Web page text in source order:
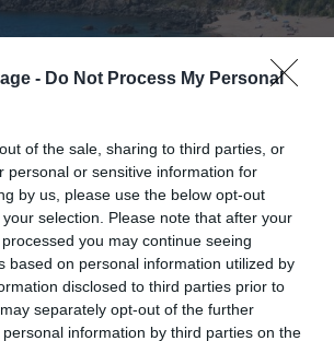
- Do Not Process My Personal
of the sale, sharing to third parties, or
personal or sensitive information for
by us, please use the below opt-out
selection. Please note that after your
you may continue seeing
based on personal information utilized by
disclosed to third parties prior to
separately opt-out of the further
information by third parties on the
Shutterstock – Romain P19
sélectionné :Cette promenade
de villas balnéaires et de
visage doux de Saint-Nazaire. Sa